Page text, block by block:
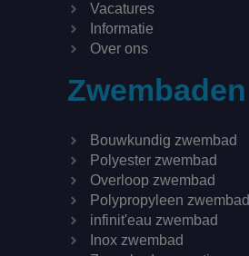
Vacatures
Informatie
Over ons
Zwembaden
Bouwkundig zwembad
Polyester zwembad
Overloop zwembad
Polypropyleen zwembad
infinit'eau zwembad
Inox zwembad